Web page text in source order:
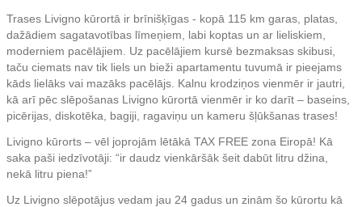
Trases Livigno kūrortā ir brīnišķīgas - kopā 115 km garas, platas,
dažādiem sagatavotības līmeņiem, labi koptas un ar lieliskiem,
moderniem pacēlājiem. Uz pacēlājiem kursē bezmaksas skibusi,
taču ciemats nav tik liels un bieži apartamentu tuvumā ir pieejams
kāds lielāks vai mazāks pacēlājs. Kalnu krodziņos vienmēr ir jautri,
kā arī pēc slēpošanas Livigno kūrortā vienmēr ir ko darīt – baseins,
picērijas, diskotēka, bagiji, ragaviņu un kameru šļūkšanas trases!
Livigno kūrorts – vēl joprojām lētākā TAX FREE zona Eiropā! Kā
saka paši iedzīvotāji: “ir daudz vienkāršāk šeit dabūt litru džina,
nekā litru piena!”
Uz Livigno slēpotājus vedam jau 24 gadus un zinām šo kūrortu kā